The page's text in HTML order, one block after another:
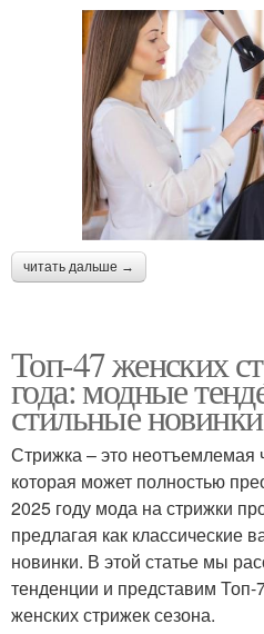
читать дальше →
Топ-47 женских
года: модные
стильные новинки
Стрижка – это неотъемлемая
которая может полностью
2025 году мода на стрижки
предлагая как классические
новинки. В этой статье мы
тенденции и представим
женских стрижек сезона.